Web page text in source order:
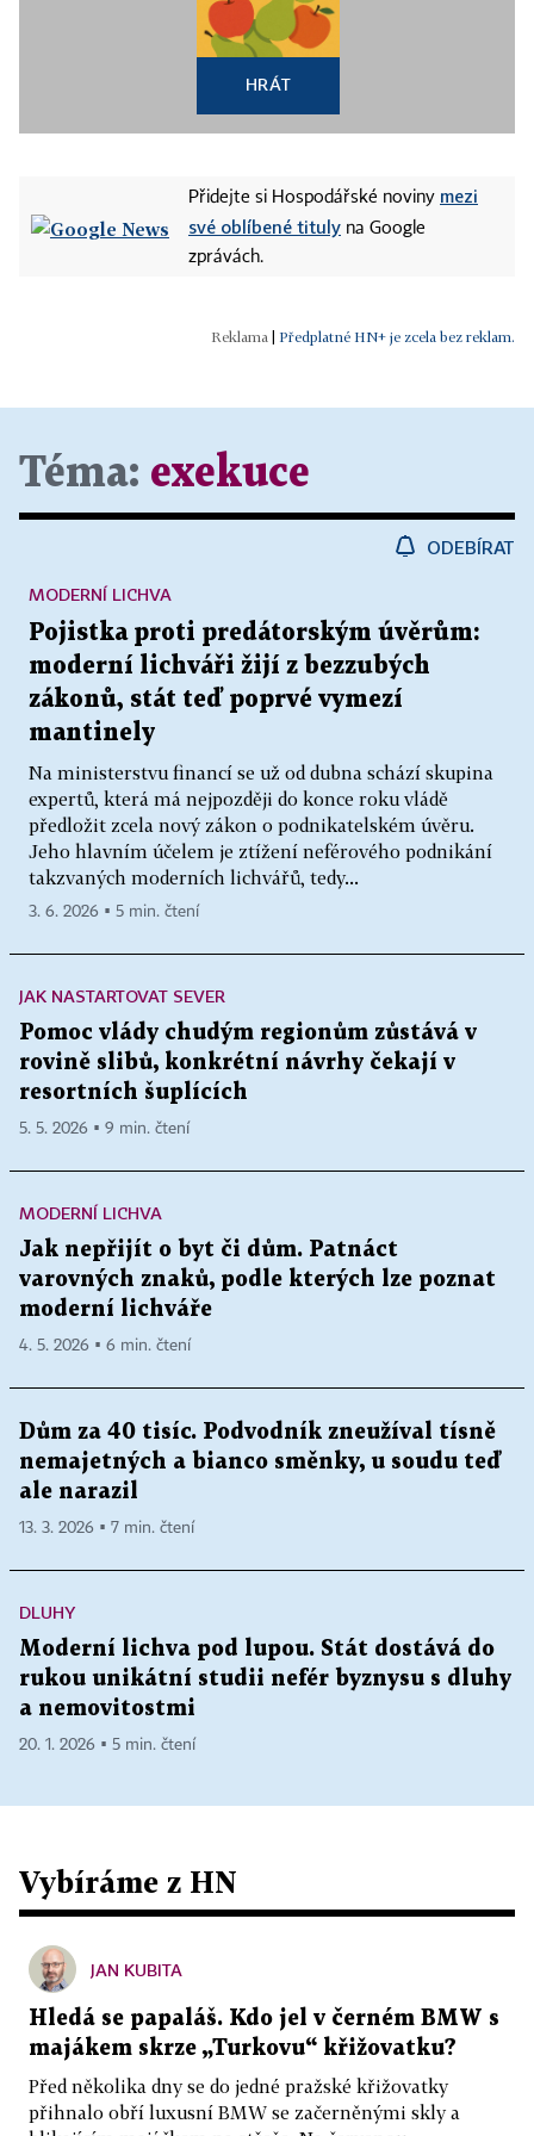
HRÁT
Přidejte si Hospodářské noviny mezi
své oblíbené tituly na Google
zprávách.
Předplatné HN+ je zcela bez reklam.
Téma: exekuce
ODEBÍRAT
Pojistka proti predátorským úvěrům:
moderní lichváři žijí z bezzubých
zákonů, stát teď poprvé vymezí
mantinely
Na ministerstvu financí se už od dubna schází skupina
expertů, která má nejpozději do konce roku vládě
předložit zcela nový zákon o podnikatelském úvěru.
Jeho hlavním účelem je ztížení neférového podnikání
takzvaných moderních lichvářů, tedy...
MODERNÍ LICHVA
3. 6. 2026 ▪ 5 min. čtení
JAK NASTARTOVAT SEVER
Pomoc vlády chudým regionům zůstává v
rovině slibů, konkrétní návrhy čekají v
resortních šuplících
5. 5. 2026 ▪ 9 min. čtení
MODERNÍ LICHVA
Jak nepřijít o byt či dům. Patnáct
varovných znaků, podle kterých lze poznat
moderní lichváře
4. 5. 2026 ▪ 6 min. čtení
Dům za 40 tisíc. Podvodník zneužíval tísně
nemajetných a bianco směnky, u soudu teď
ale narazil
13. 3. 2026 ▪ 7 min. čtení
DLUHY
Moderní lichva pod lupou. Stát dostává do
rukou unikátní studii nefér byznysu s dluhy
a nemovitostmi
20. 1. 2026 ▪ 5 min. čtení
Vybíráme z HN
JAN KUBITA
Hledá se papaláš. Kdo jel v černém BMW s
majákem skrze „Turkovu“ křižovatku?
Před několika dny se do jedné pražské křižovatky
přihnalo obří luxusní BMW se začerněnými skly a